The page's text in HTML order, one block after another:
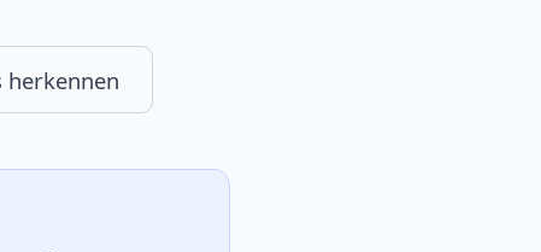
herkennen